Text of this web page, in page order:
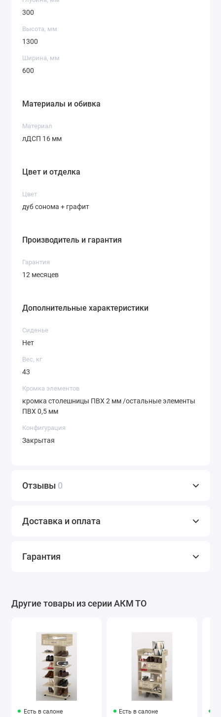
300
Высота, мм
1300
Ширина, мм
600
Материалы и обивка
Материал
лДСП 16 мм
Цвет и отделка
Цвет
дуб сонома + графит
Производитель и гарантия
Гарантия
12 месяцев
Дополнительные характеристики
Сиденье
Нет
Вес, кг
43
Кромка элементов
кромка столешницы ПВХ 2 мм /остальные элементы
ПВХ 0,5 мм
Конфигурация
Закрытая
Отзывы 0
Доставка и оплата
Гарантия
Другие товары из серии АКМ ТО
Есть в салоне Есть в салоне